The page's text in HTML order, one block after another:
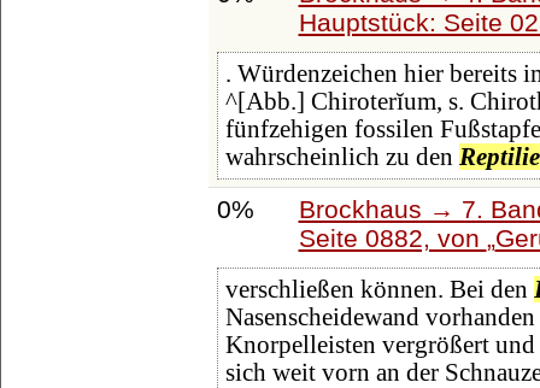
Hauptstück: Seite
. Würdenzeichen hier bereits
^[Abb.] Chiroterĭum, s.
fünfzehigen fossilen
wahrscheinlich zu den
0%
Brockhaus → 7.
Seite 0882, von
verschließen können. Bei den
Nasenscheidewand
Knorpelleisten vergrößert
sich weit vorn an der